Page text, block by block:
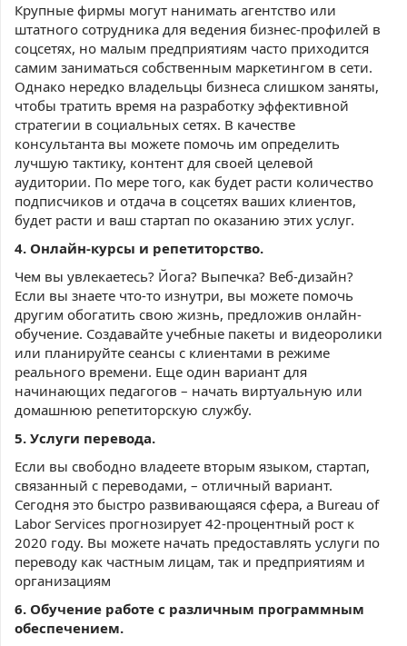
Крупные фирмы могут нанимать агентство или
штатного сотрудника для ведения бизнес-профилей в
соцсетях, но малым предприятиям часто приходится
самим заниматься собственным маркетингом в сети.
Однако нередко владельцы бизнеса слишком заняты,
чтобы тратить время на разработку эффективной
стратегии в социальных сетях. В качестве
консультанта вы можете помочь им определить
лучшую тактику, контент для своей целевой
аудитории. По мере того, как будет расти количество
подписчиков и отдача в соцсетях ваших клиентов,
будет расти и ваш стартап по оказанию этих услуг.
4. Онлайн-курсы и репетиторство.
Чем вы увлекаетесь? Йога? Выпечка? Веб-дизайн?
Если вы знаете что-то изнутри, вы можете помочь
другим обогатить свою жизнь, предложив онлайн-
обучение. Создавайте учебные пакеты и видеоролики
или планируйте сеансы с клиентами в режиме
реального времени. Еще один вариант для
начинающих педагогов – начать виртуальную или
домашнюю репетиторскую службу.
5. Услуги перевода.
Если вы свободно владеете вторым языком, стартап,
связанный с переводами, – отличный вариант.
Сегодня это быстро развивающаяся сфера, а Bureau of
Labor Services прогнозирует 42-процентный рост к
2020 году. Вы можете начать предоставлять услуги по
переводу как частным лицам, так и предприятиям и
организациям
6. Обучение работе с различным программным
обеспечением.